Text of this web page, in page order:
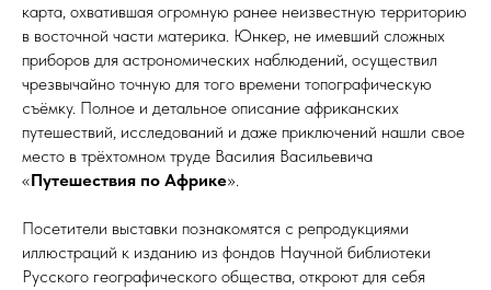
карта, охватившая огромную ранее неизвестную территорию
в восточной части материка. Юнкер, не имевший сложных
приборов для астрономических наблюдений, осуществил
чрезвычайно точную для того времени топографическую
съёмку. Полное и детальное описание африканских
путешествий, исследований и даже приключений нашли свое
место в трёхтомном труде Василия Васильевича
«Путешествия по Африке».
Посетители выставки познакомятся с репродукциями
иллюстраций к изданию из фондов Научной библиотеки
Русского географического общества, откроют для себя